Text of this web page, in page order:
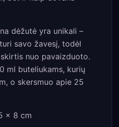
dėžutė yra unikali –
savo žavesį, todėl
nuo pavaizduoto.
ml buteliukams, kurių
o skersmuo apie 25
x 8 cm